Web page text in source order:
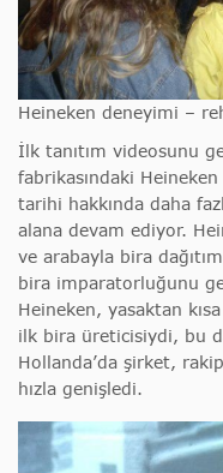
Heineken deneyimi –
İlk tanıtım videosunu
fabrikasındaki
tarihi hakkında daha
alana devam ediyor.
ve arabayla bira
bira imparatorluğunu
Heineken, yasaktan
ilk bira üreticisiydi, bu
Hollanda’da şirket,
hızla genişledi.